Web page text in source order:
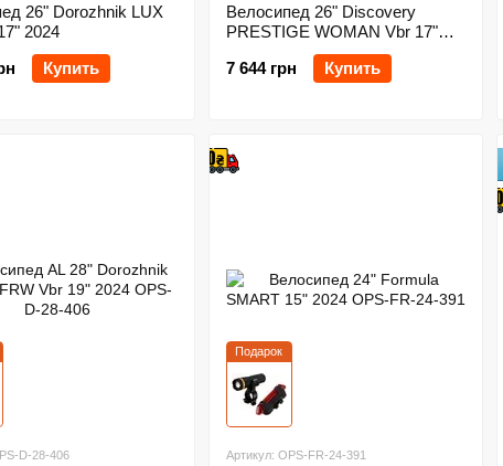
26" Dorozhnik LUX
2024
Купить
Велосипед 26" Discovery
PRESTIGE WOMAN Vbr 17"
7 644 грн
Купить
D-28-406
Подарок
Артикул: OPS-FR-24-391